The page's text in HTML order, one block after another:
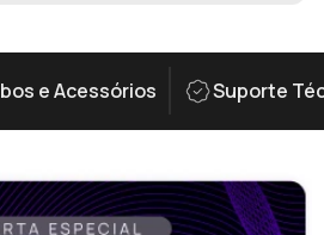
e Acessórios Suporte